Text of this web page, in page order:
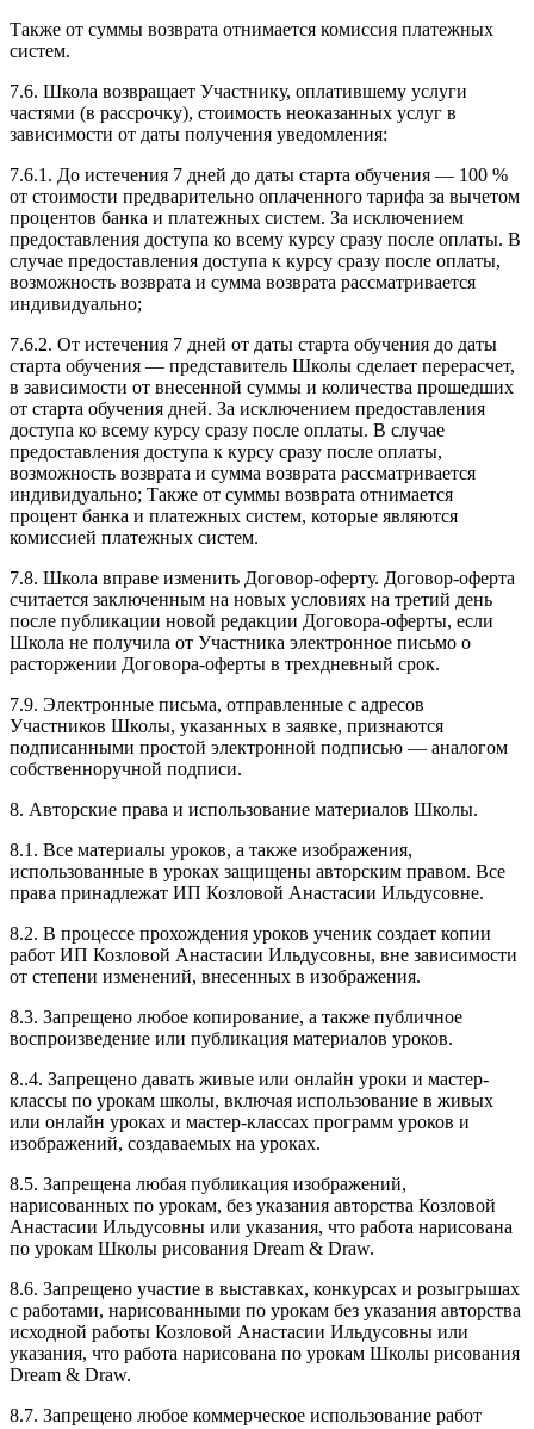
Также от суммы возврата отнимается комиссия платежных
систем.
7.6. Школа возвращает Участнику, оплатившему услуги
частями (в рассрочку), стоимость неоказанных услуг в
зависимости от даты получения уведомления:
7.6.1. До истечения 7 дней до даты старта обучения — 100 %
от стоимости предварительно оплаченного тарифа за вычетом
процентов банка и платежных систем. За исключением
предоставления доступа ко всему курсу сразу после оплаты. В
случае предоставления доступа к курсу сразу после оплаты,
возможность возврата и сумма возврата рассматривается
индивидуально;
7.6.2. От истечения 7 дней от даты старта обучения до даты
старта обучения — представитель Школы сделает перерасчет,
в зависимости от внесенной суммы и количества прошедших
от старта обучения дней. За исключением предоставления
доступа ко всему курсу сразу после оплаты. В случае
предоставления доступа к курсу сразу после оплаты,
возможность возврата и сумма возврата рассматривается
индивидуально; Также от суммы возврата отнимается
процент банка и платежных систем, которые являются
комиссией платежных систем.
7.8. Школа вправе изменить Договор-оферту. Договор-оферта
считается заключенным на новых условиях на третий день
после публикации новой редакции Договора-оферты, если
Школа не получила от Участника электронное письмо о
расторжении Договора-оферты в трехдневный срок.
7.9. Электронные письма, отправленные с адресов
Участников Школы, указанных в заявке, признаются
подписанными простой электронной подписью — аналогом
собственноручной подписи.
8. Авторские права и использование материалов Школы.
8.1. Все материалы уроков, а также изображения,
использованные в уроках защищены авторским правом. Все
права принадлежат ИП Козловой Анастасии Ильдусовне.
8.2. В процессе прохождения уроков ученик создает копии
работ ИП Козловой Анастасии Ильдусовны, вне зависимости
от степени изменений, внесенных в изображения.
8.3. Запрещено любое копирование, а также публичное
воспроизведение или публикация материалов уроков.
8..4. Запрещено давать живые или онлайн уроки и мастер-
классы по урокам школы, включая использование в живых
или онлайн уроках и мастер-классах программ уроков и
изображений, создаваемых на уроках.
8.5. Запрещена любая публикация изображений,
нарисованных по урокам, без указания авторства Козловой
Анастасии Ильдусовны или указания, что работа нарисована
по урокам Школы рисования Dream & Draw.
8.6. Запрещено участие в выставках, конкурсах и розыгрышах
с работами, нарисованными по урокам без указания авторства
исходной работы Козловой Анастасии Ильдусовны или
указания, что работа нарисована по урокам Школы рисования
Dream & Draw.
8.7. Запрещено любое коммерческое использование работ